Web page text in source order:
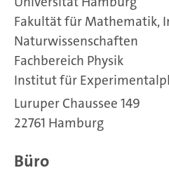
Fakultät für Mathematik,
Naturwissenschaften
Fachbereich Physik
Institut für
Luruper Chaussee 149
22761 Hamburg
Büro